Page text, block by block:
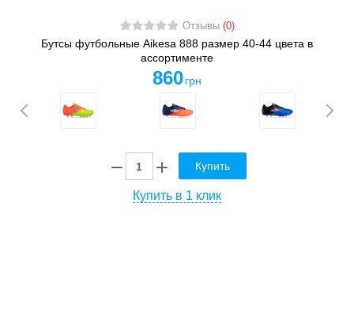
Отзывы (0)
Бутсы футбольные Aikesa 888 размер 40-44 цвета в
ассортименте
860 грн
Купить
Купить в 1 клик